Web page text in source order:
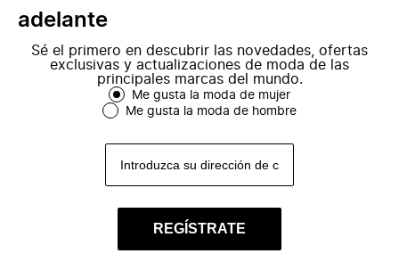
adelante
Sé el primero en descubrir las novedades, ofertas
exclusivas y actualizaciones de moda de las
principales marcas del mundo.
Me gusta la moda de mujer
Me gusta la moda de hombre
REGÍSTRATE